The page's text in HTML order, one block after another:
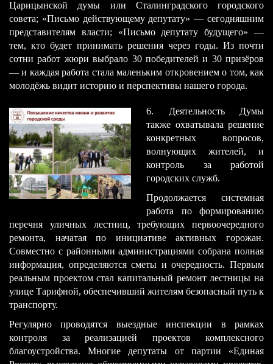
Царицынской думы или Сталинградского городского
совета; «Письмо действующему депутату» — сегодняшним
представителям власти; «Письмо депутату будущего» —
тем, кто будет принимать решения через годы. Из почти
сотни работ жюри выбрало 30 победителей и 30 призёров
— и каждая работа стала маленьким откровением о том, как
молодёжь видит историю и перспективы нашего города.
​6. Деятельность Думы
также охватывала решение
конкретных вопросов,
волнующих жителей, и
контроль за работо​й
городских служб.
Продолжается системная
работа по формированию
перечня уличных лестниц, требующих первоочередного
ремонта, начатая по инициативе активных горожан.
Совместно с районными администрациями собрана полная
информация, определяются сметы и очередность. Первым
реальным проектом стал капитальный ремонт лестницы на
улице Тарифной, обеспечивший жителям безопасный путь к
транспорту.
Регулярно проводятся выездные инспекции в рамках
контроля за реализацией проектов комплексного
благоустройства. Многие депутаты от партии «Единая